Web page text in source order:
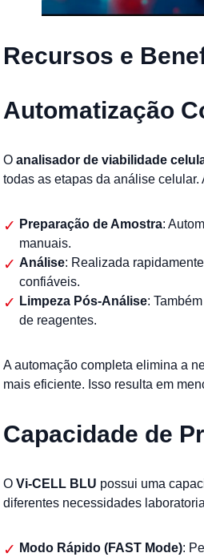
Recursos e
Automatização
O analisador de viabilidade
todas as etapas da análise celular.
Preparação de Amostra:
manuais.
Análise: Realizada
confiáveis.
Limpeza Pós-Análise:
de reagentes.
A automação completa elimina a
mais eficiente. Isso resulta em
Capacidade de
O Vi-CELL BLU possui uma
diferentes necessidades
Modo Rápido (FAST Mode):